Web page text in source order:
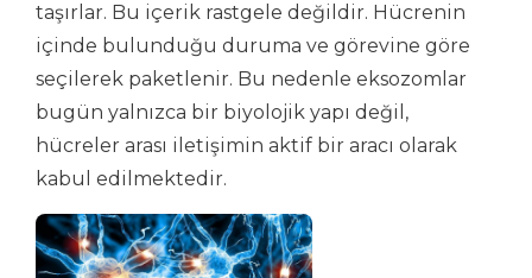
taşırlar. Bu içerik rastgele değildir. Hücrenin
içinde bulunduğu duruma ve görevine göre
seçilerek paketlenir. Bu nedenle eksozomlar
bugün yalnızca bir biyolojik yapı değil,
hücreler arası iletişimin aktif bir aracı olarak
kabul edilmektedir.